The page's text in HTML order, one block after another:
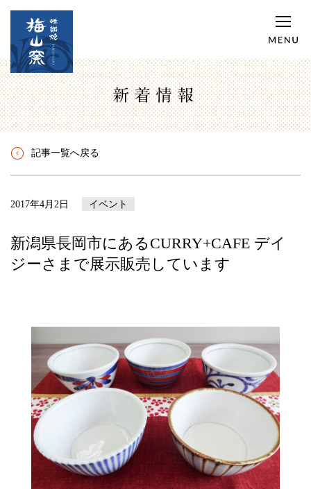
新着情報
記事一覧へ戻る
2017年4月2日 イベント
新潟県長岡市にあるCURRY+CAFE デイ
ジーさまで展示販売しています